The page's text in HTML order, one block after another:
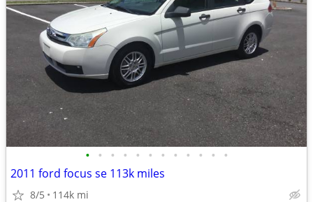
• • • • • • • • • • • •
2011 ford focus se 113k miles
8/5 114k mi